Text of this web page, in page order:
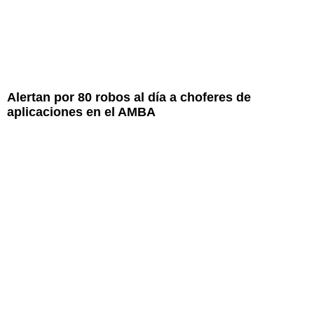
Alertan por 80 robos al día a choferes de
aplicaciones en el AMBA